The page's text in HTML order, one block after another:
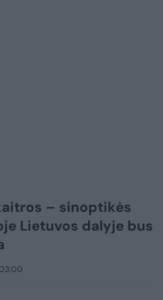
– sinoptikės
Lietuvos dalyje bus